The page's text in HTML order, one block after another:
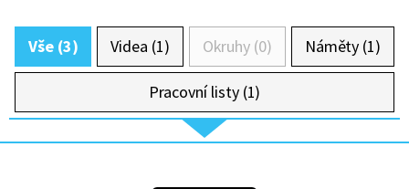
Vše (3) Videa (1) Okruhy (0) Náměty (1)
Pracovní listy (1)